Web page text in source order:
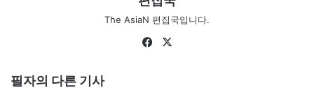
The AsiaN 편집국입니다.
Fa
필자의 다른 기사